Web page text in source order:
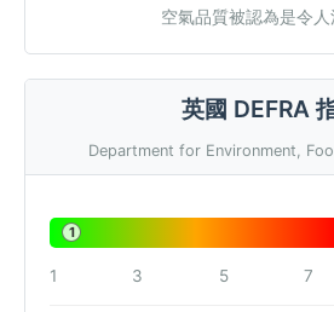
空氣品質被認為是令人
英國 DEFRA
Department for Environment,
1
1 3 5 7